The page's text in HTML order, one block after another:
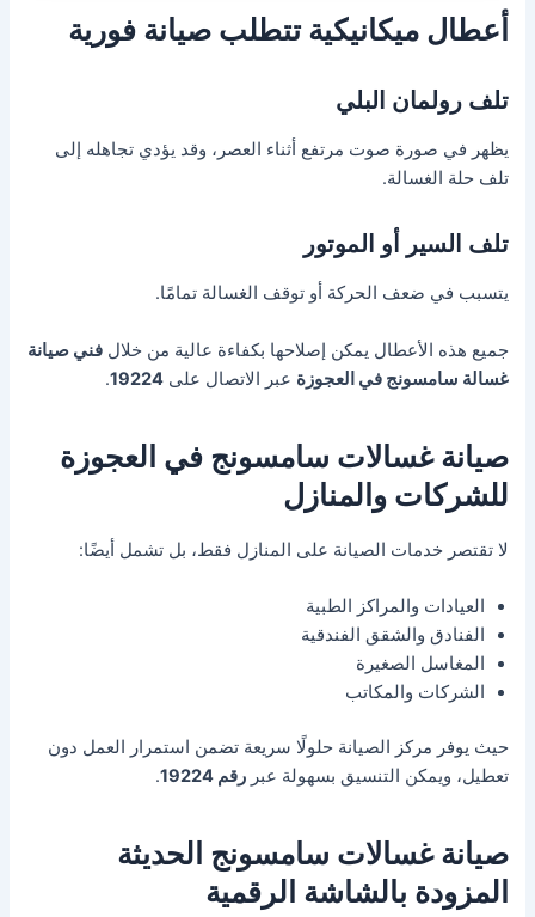
أعطال ميكانيكية تتطلب صيانة فورية
تلف رولمان البلي
يظهر في صورة صوت مرتفع أثناء العصر، وقد يؤدي تجاهله إلى
تلف حلة الغسالة.
تلف السير أو الموتور
يتسبب في ضعف الحركة أو توقف الغسالة تمامًا.
جميع هذه الأعطال يمكن إصلاحها بكفاءة عالية من خلالفني صيانة
غسالة سامسونج في العجوزة عبر الاتصال على19224
.
صيانة غسالات سامسونج في العجوزة
للشركات والمنازل
لا تقتصر خدمات الصيانة على المنازل فقط، بل تشمل أيضًا:
العيادات والمراكز الطبية
الفنادق والشقق الفندقية
المغاسل الصغيرة
الشركات والمكاتب
حيث يوفر مركز الصيانة حلولًا سريعة تضمن استمرار العمل دون
تعطيل، ويمكن التنسيق بسهولة عبررقم 19224 .
صيانة غسالات سامسونج الحديثة
المزودة بالشاشة الرقمية